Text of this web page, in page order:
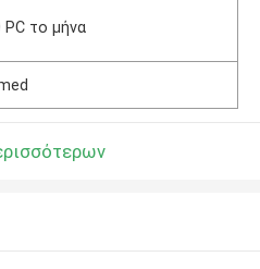
PC το μήνα